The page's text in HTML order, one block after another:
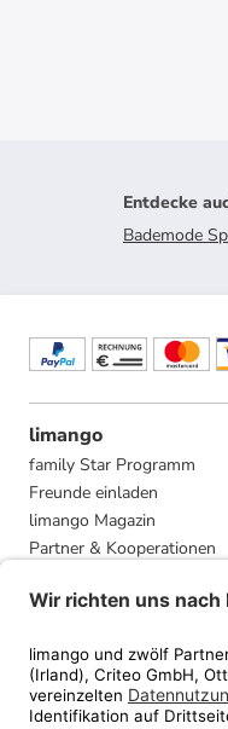
Entdecke
Bademode
limango
family Star Programm
Freunde einladen
limango Magazin
Partner & Kooperationen
Presse